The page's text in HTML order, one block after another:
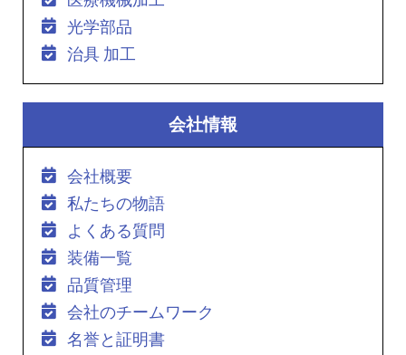
光学部品
治具 加工
会社情報
会社概要
私たちの物語
よくある質問
装備一覧
品質管理
会社のチームワーク
名誉と証明書